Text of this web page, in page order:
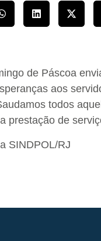
de Páscoa
aos
todos
prestação de
SINDPOL/RJ